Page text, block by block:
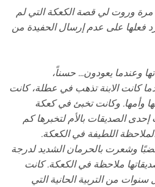
مرة وروت لي قصة الكعكة التي لم
فعلها على عدم إرسال الحفيدة من
وعندما يعودون... حسناً،
كانت الابنة تذهب في عطلة، كانت
وأمها. وكانت تخبئ في كعكة
الصديقات بالأم لتخبرها كم
اللطيفة في الكعكة.
وشعرت بالحرمان الشديد لدرجة
ملاحظة في الكعكة. كانت
من التربية الحانية التي